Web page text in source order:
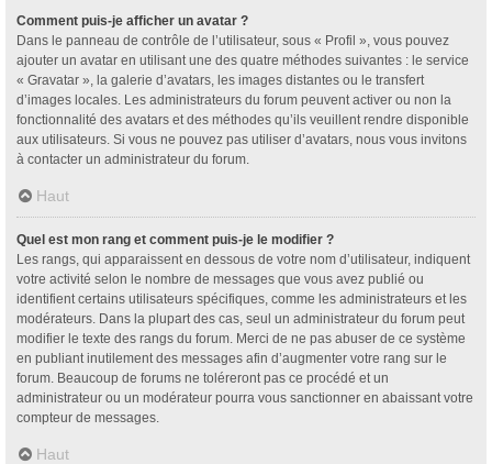
Comment puis-je afficher un avatar ?
Dans le panneau de contrôle de l’utilisateur, sous « Profil », vous pouvez
ajouter un avatar en utilisant une des quatre méthodes suivantes : le service
« Gravatar », la galerie d’avatars, les images distantes ou le transfert
d’images locales. Les administrateurs du forum peuvent activer ou non la
fonctionnalité des avatars et des méthodes qu’ils veuillent rendre disponible
aux utilisateurs. Si vous ne pouvez pas utiliser d’avatars, nous vous invitons
à contacter un administrateur du forum.
Haut
Quel est mon rang et comment puis-je le modifier ?
Les rangs, qui apparaissent en dessous de votre nom d’utilisateur, indiquent
votre activité selon le nombre de messages que vous avez publié ou
identifient certains utilisateurs spécifiques, comme les administrateurs et les
modérateurs. Dans la plupart des cas, seul un administrateur du forum peut
modifier le texte des rangs du forum. Merci de ne pas abuser de ce système
en publiant inutilement des messages afin d’augmenter votre rang sur le
forum. Beaucoup de forums ne toléreront pas ce procédé et un
administrateur ou un modérateur pourra vous sanctionner en abaissant votre
compteur de messages.
Haut